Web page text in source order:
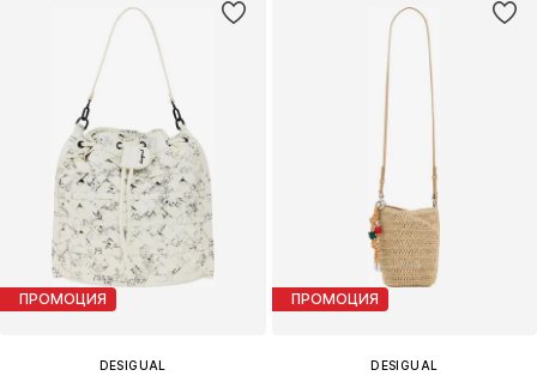
ПРОМОЦИЯ
DESIGUAL
ПРОМОЦИЯ
DESIGUAL